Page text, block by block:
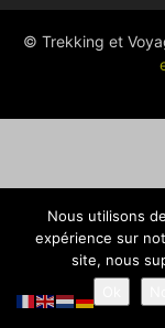
© Trekking et
Nous utilisons
expérience sur
site, nous